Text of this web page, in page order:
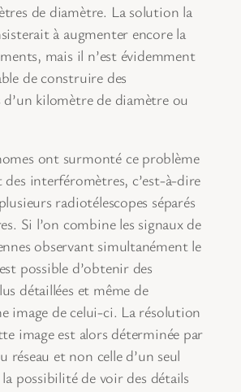
de diamètre. La solution la
à augmenter encore la
mais il n’est évidemment
de construire des
d’un kilomètre de diamètre ou
ont surmonté ce problème
interféromètres, c’est-à-dire
radiotélescopes séparés
Si l’on combine les signaux de
observant simultanément le
possible d’obtenir des
détaillées et même de
image de celui-ci. La résolution
image est alors déterminée par
réseau et non celle d’un seul
la possibilité de voir des détails